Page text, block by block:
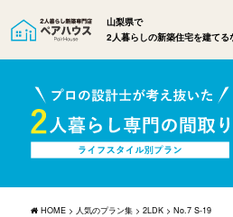
山梨県で
2人暮らしの新築住宅を建てる
HOME > 人気のプラン集 >2LDK >No.7 S-19